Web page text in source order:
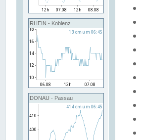
RHEIN - Koblenz
DONAU - Passau